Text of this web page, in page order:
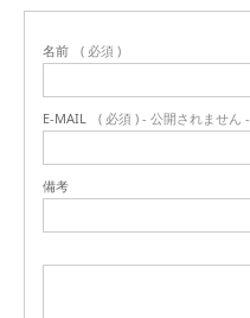
名前 ( 必須 )
E-MAIL ( 必須 ) - 公開されません -
備考